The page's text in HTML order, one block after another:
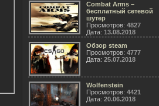
Combat Arms –
бесплатный сетевой
шутер
Просмотров: 4827
Дата: 13.08.2018
Обзор steam
Просмотров: 4777
Дата: 25.07.2018
Wolfenstein
Просмотров: 4421
Дата: 20.06.2018